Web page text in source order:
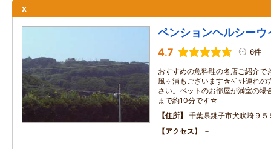
x
ペンションヘルシーウ
4.7 6件
おすすめの魚料理の名店ご紹介で
風ヶ浦もございます☆ﾍﾟｯﾄ連れの
さい。ペットのお部屋が満室の場
まで約10分です☆
住所
千葉県銚子市犬吠埼９５
アクセス
－